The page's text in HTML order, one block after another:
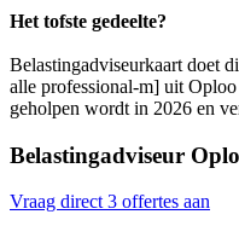
Het tofste gedeelte?
Belastingadviseurkaart doet
alle professional-m] uit
geholpen wordt in 2026 en
Belastingadviseur
Vraag direct 3 offertes aan